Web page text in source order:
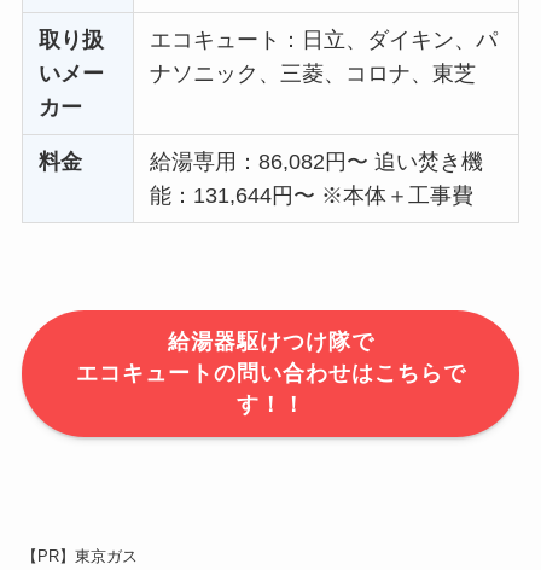
取り扱
いメー
カー
エコキュート：日立、ダイキン、パ
ナソニック、三菱、コロナ、東芝
料金
給湯専用：86,082円〜 追い焚き機
能：131,644円〜 ※本体＋工事費
給湯器駆けつけ隊で
エコキュートの問い合わせはこちらで
す！！
【PR】東京ガス